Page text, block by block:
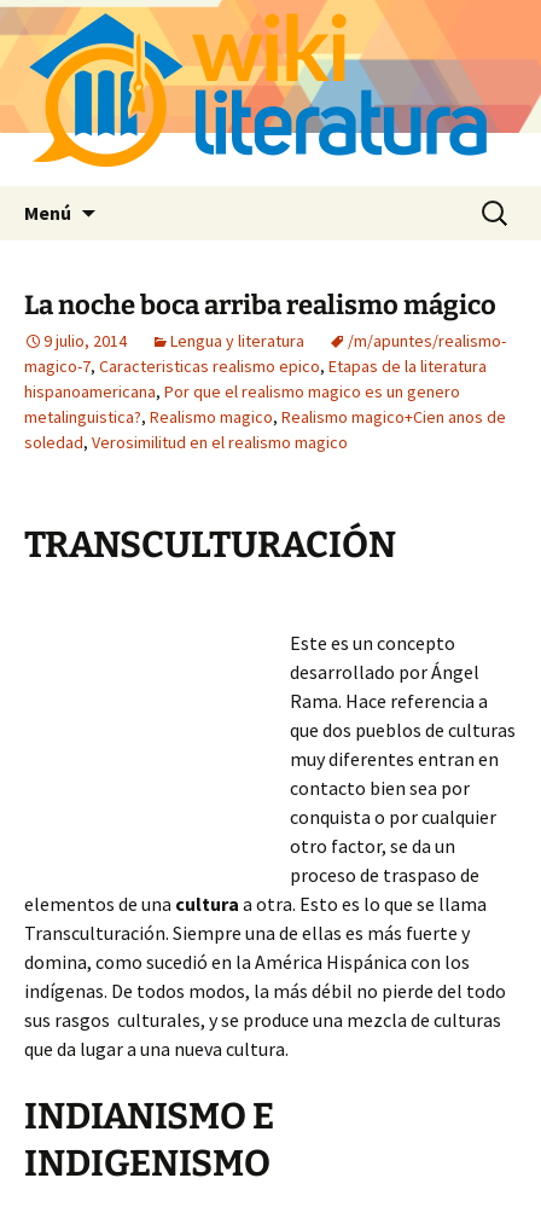
Menú Buscar:
La noche boca arriba realismo mágico
9 julio, 2014 Lengua y literatura
/m/apuntes/realismo-
magico-7, Caracteristicas realismo epico, Etapas de la literatura
hispanoamericana, Por que el realismo magico es un genero
metalinguistica?, Realismo magico, Realismo magico+Cien anos de
soledad, Verosimilitud en el realismo magico
TRANSCULTURACIÓN
Este es un concepto
desarrollado por Ángel
Rama. Hace referencia a
que dos pueblos de culturas
muy diferentes entran en
contacto bien sea por
conquista o por cualquier
otro factor, se da un
proceso de traspaso de
elementos de una cultura a otra. Esto es lo que se llama
Transculturación. Siempre una de ellas es más fuerte y
domina, como sucedió en la América Hispánica con los
indígenas. De todos modos, la más débil no pierde del todo
sus rasgos culturales, y se produce una mezcla de culturas
que da lugar a una nueva cultura.
INDIANISMO E
INDIGENISMO